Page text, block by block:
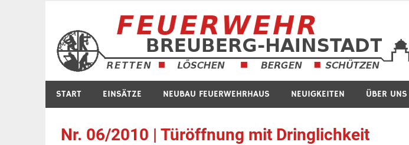
springen
START EINSÄTZE NEUBAU FEUERWEHRHAUS NEUIGKEITEN ÜBER UNS
Nr. 06/2010 | Türöffnung mit Dringlichkeit